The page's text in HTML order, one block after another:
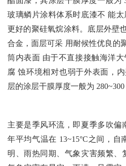
玻璃鳞片涂料体系时底漆不 能
更好的聚硅氧烷涂料。底层外壁
合金，面层可采 用耐候性优良的
筒内表面 由于不直接接触海洋大
腐 蚀环境相对也弱于外表面，
层的涂层干膜厚度一般为 280~300
主要是季风环流，即夏季多吹偏
年平均气温在 13~15°C之间，
明、雨热同期、气象灾害频繁、